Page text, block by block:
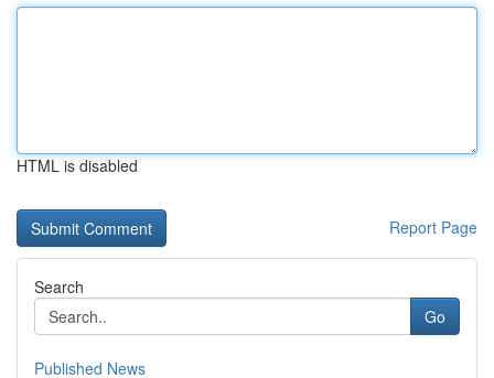
HTML is disabled
Report Page
Search
Go
Published News